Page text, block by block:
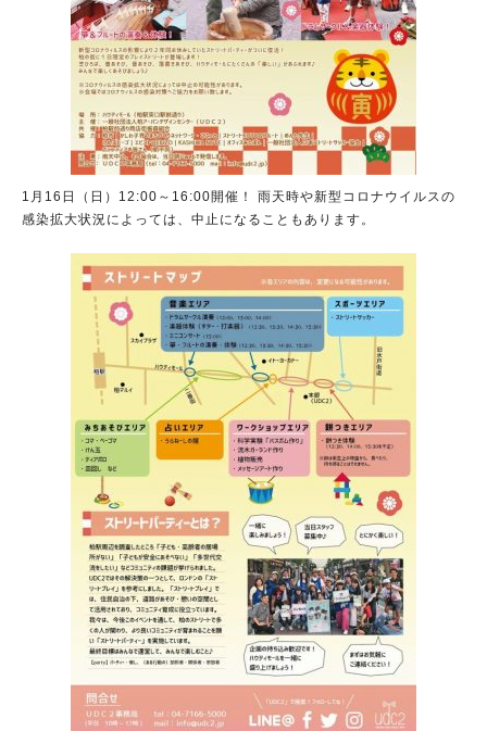
1月16日（日）12:00～16:00開催！ 雨天時や新型コロナウイルスの
感染拡大状況によっては、中止になることもあります。